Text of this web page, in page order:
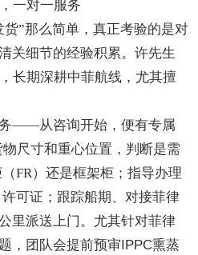
一对一服务
货”那么简单，真正考验的是对
关细节的经验积累。许先生
长期深耕中菲航线，尤其擅
——从咨询开始，便有专属
尺寸和重心位置，判断是需
FR）还是框架柜；指导办理
可证；跟踪船期、对接菲律
里派送上门。尤其针对菲律
，团队会提前预审IPPC熏蒸